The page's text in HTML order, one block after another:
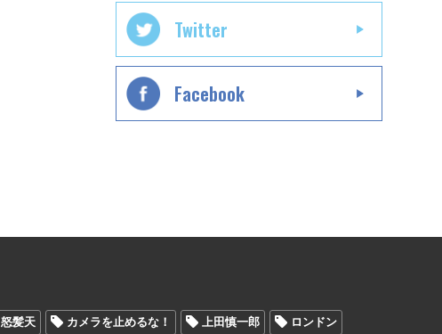
Twitter
Facebook
怒髪天 カメラを止めるな！ 上田慎一郎 ロンドン